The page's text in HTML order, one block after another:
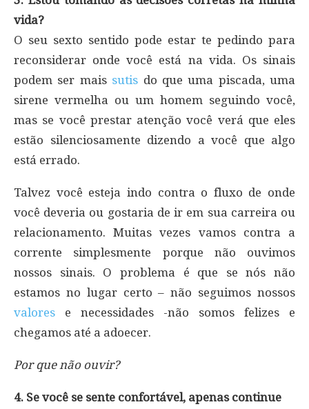
vida?
O seu sexto sentido pode estar te pedindo para
reconsiderar onde você está na vida. Os sinais
podem ser mais sutis do que uma piscada, uma
sirene vermelha ou um homem seguindo você,
mas se você prestar atenção você verá que eles
estão silenciosamente dizendo a você que algo
está errado.
Talvez você esteja indo contra o fluxo de onde
você deveria ou gostaria de ir em sua carreira ou
relacionamento. Muitas vezes vamos contra a
corrente simplesmente porque não ouvimos
nossos sinais. O problema é que se nós não
estamos no lugar certo – não seguimos nossos
valores e necessidades -não somos felizes e
chegamos até a adoecer.
Por que não ouvir?
4. Se você se sente confortável, apenas continue